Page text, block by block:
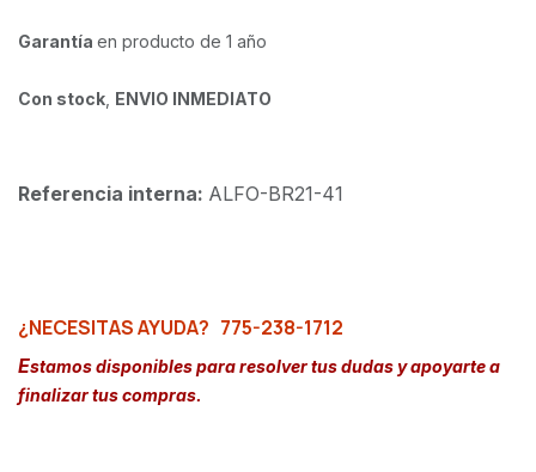
Garantía en producto de 1 año
Con stock ENVIO INMEDIATO
Referencia interna: ALFO-BR21-41
¿NECESITAS AYUDA? 775-238-1712
Estamos disponibles para resolver tus dudas y apoyarte a
finalizar tus compras.